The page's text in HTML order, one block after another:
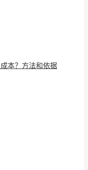
本？方法和依据